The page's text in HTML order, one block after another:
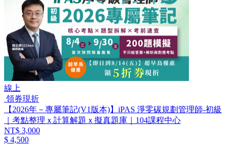
線上
領券現折
【2026年－專屬筆記(V1版本)】iPAS 淨零碳規劃管理師-初級
｜考點整理ｘ計算解題ｘ擬真題庫｜104課程中心
NT$ 3,000
$ 4,500